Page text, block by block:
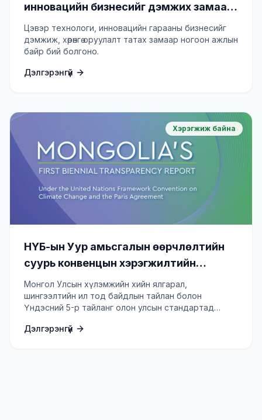
инновацийн бизнесийг дэмжих замаар
ногоон ажлын байр бий болгох төсөл
(GCIP Mongolia)
Цэвэр технологи, инновацийн гарааны бизнесийг
дэмжиж, хөрөнгө оруулалт татах замаар ногоон ажлын
байр бий болгоно.
Дэлгэрэнгүй
Хэрэгжиж байна
НҮБ-ын Уур амьсгалын өөрчлөлтийн
суурь конвенцын хэрэгжилтийн
Үндэсний 5-р тайлан, хүлэмжийн хийн
ялгарал, шингээлтийн ил тод байдлын
1, 2-р тайлан боловсруулах төсөл
Монгол Улсын хүлэмжийн хийн ялгарал,
шингээлтийн ил тод байдлын тайлан болон
Үндэсний 5-р тайланг олон улсын стандартад
хүргүүлнэ.
Дэлгэрэнгүй